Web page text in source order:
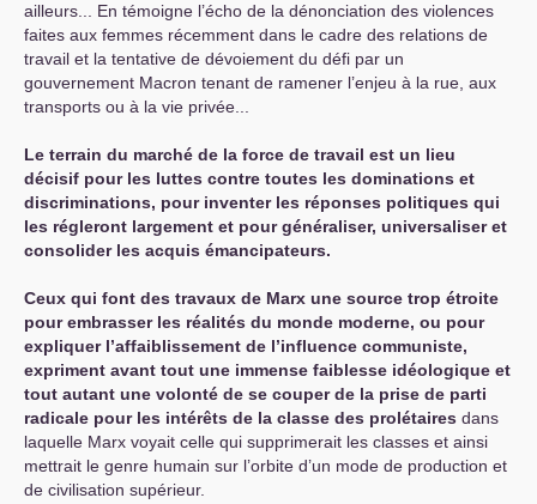
ailleurs... En témoigne l’écho de la dénonciation des violences
faites aux femmes récemment dans le cadre des relations de
travail et la tentative de dévoiement du défi par un
gouvernement Macron tenant de ramener l’enjeu à la rue, aux
transports ou à la vie privée...
Le terrain du marché de la force de travail est un lieu
décisif pour les luttes contre toutes les dominations et
discriminations, pour inventer les réponses politiques qui
les régleront largement et pour généraliser, universaliser et
consolider les acquis émancipateurs.
Ceux qui font des travaux de Marx une source trop étroite
pour embrasser les réalités du monde moderne, ou pour
expliquer l’affaiblissement de l’influence communiste,
expriment avant tout une immense faiblesse idéologique et
tout autant une volonté de se couper de la prise de parti
radicale pour les intérêts de la classe des prolétaires dans
laquelle Marx voyait celle qui supprimerait les classes et ainsi
mettrait le genre humain sur l’orbite d’un mode de production et
de civilisation supérieur.